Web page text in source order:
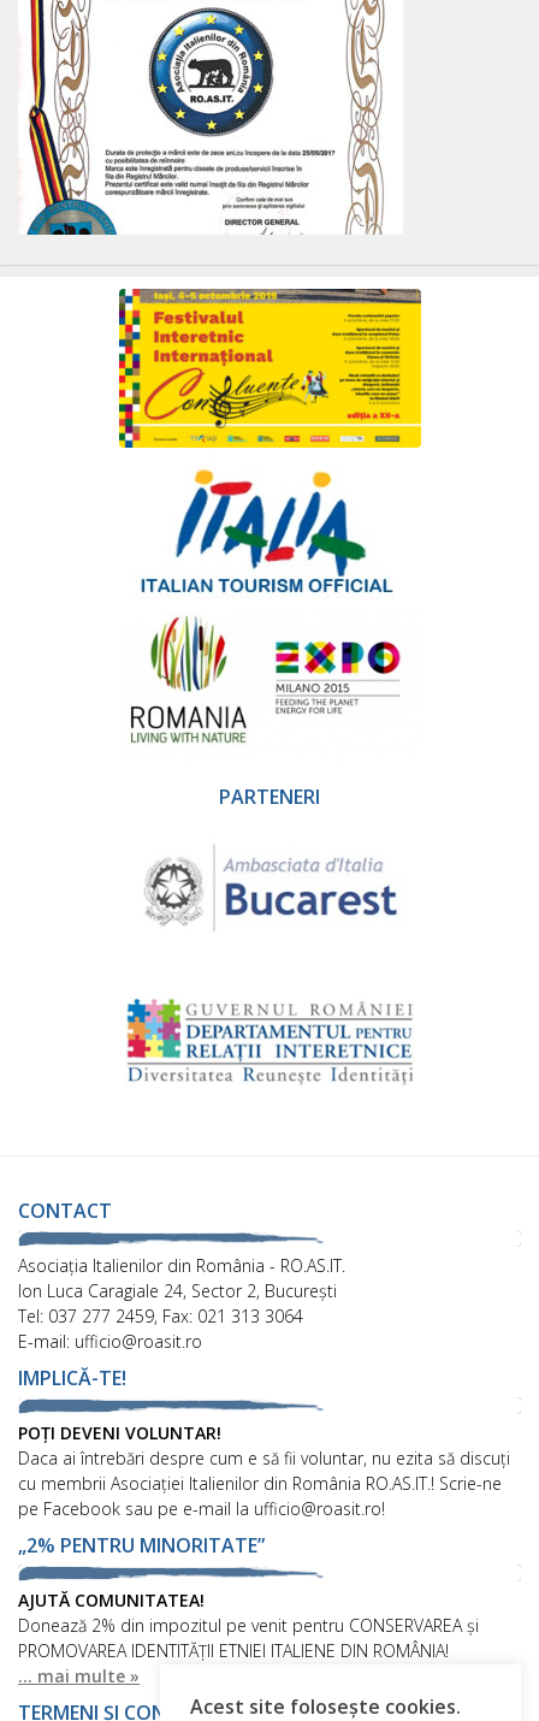
PARTENERI
CONTACT
Asociaţia Italienilor din România - RO.AS.IT.
Ion Luca Caragiale 24, Sector 2, București
Tel: 037 277 2459, Fax: 021 313 3064
E-mail: ufficio@roasit.ro
IMPLICĂ-TE!
POȚI DEVENI VOLUNTAR!
Daca ai întrebări despre cum e să fii voluntar, nu ezita să discuți
cu membrii Asociației Italienilor din România RO.AS.IT.! Scrie-ne
pe Facebook sau pe e-mail la ufficio@roasit.ro!
„2% PENTRU MINORITATE”
AJUTĂ COMUNITATEA!
Donează 2% din impozitul pe venit pentru CONSERVAREA și
PROMOVAREA IDENTITĂȚII ETNIEI ITALIENE DIN ROMÂNIA!
... mai multe »
TERMENI ȘI CONDIȚIIAcest site folosește cookies.